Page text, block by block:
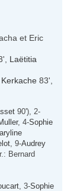
et Eric
Laëtitia
83',
90'), 2-
, 4-Sophie
, 9-Audrey
Bernard
, 3-Sophie